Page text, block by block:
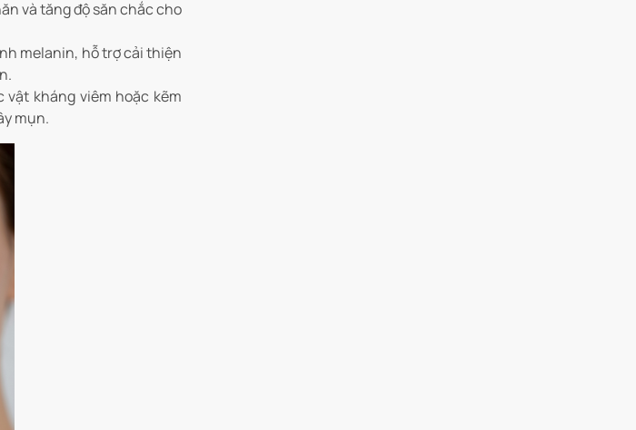
và tăng độ săn chắc cho
melanin, hỗ trợ cải thiện
kháng viêm hoặc kẽm
mụn.